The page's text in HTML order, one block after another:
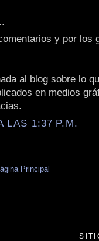
y por los
al blog sobre lo
en medios
LAS 1:37 P.M.
Principal